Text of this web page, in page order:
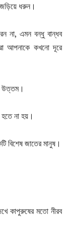
ধরুন।
না, এমন বন্ধু বান্ধব
আপনাকে কখনো দূরে
উত্তম।
না হয়।
বিশেষ জাতের মানুষ।
কাপুরুষের মতো নীরব